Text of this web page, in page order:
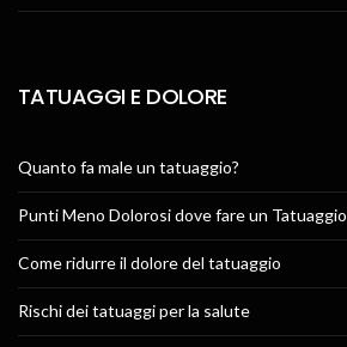
TATUAGGI E DOLORE
Quanto fa male un tatuaggio?
Punti Meno Dolorosi dove fare un Tatuaggio
Come ridurre il dolore del tatuaggio
Rischi dei tatuaggi per la salute